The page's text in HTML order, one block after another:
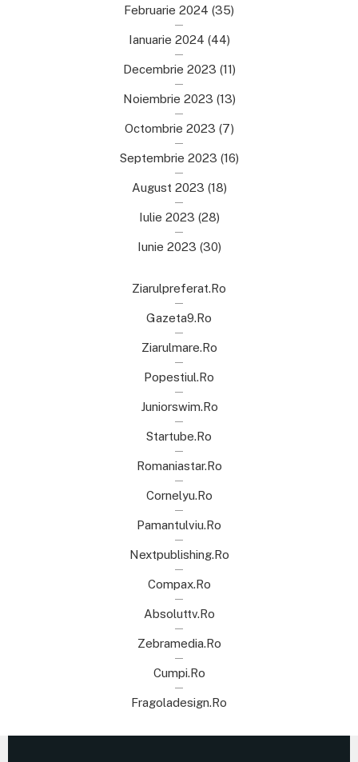
Februarie 2024 (35)
Ianuarie 2024 (44)
Decembrie 2023 (11)
Noiembrie 2023 (13)
Octombrie 2023 (7)
Septembrie 2023 (16)
August 2023 (18)
Iulie 2023 (28)
Iunie 2023 (30)
Ziarulpreferat.ro
Gazeta9.ro
Ziarulmare.ro
Popestiul.ro
Juniorswim.ro
Startube.ro
Romaniastar.ro
Cornelyu.ro
Pamantulviu.ro
Nextpublishing.ro
Compax.ro
Absoluttv.ro
Zebramedia.ro
Cumpi.ro
Fragoladesign.ro